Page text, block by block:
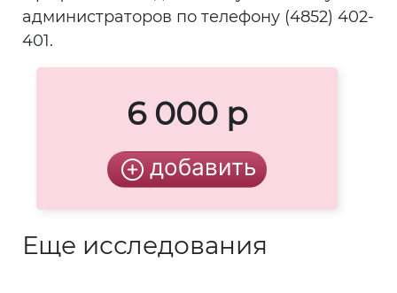
администраторов по телефону (4852) 402-
401.
6 000 р
Еще исследования